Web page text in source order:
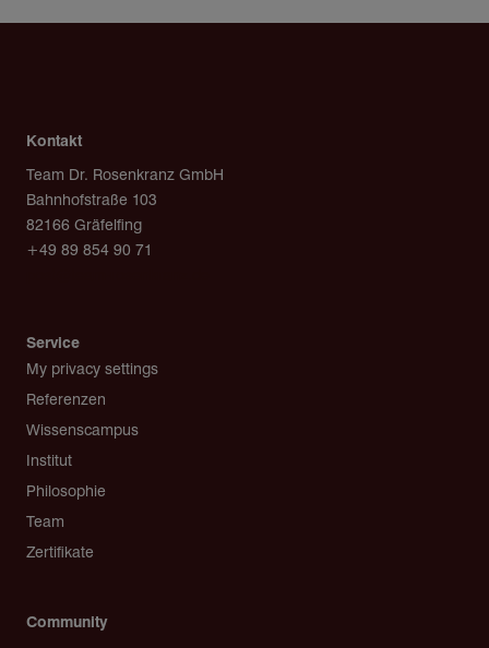
Kontakt
Team Dr. Rosenkranz GmbH
Bahnhofstraße 103
82166 Gräfelfing
+49 89 854 90 71
Service
My privacy settings
Referenzen
Wissenscampus
Institut
Philosophie
Team
Zertifikate
Community